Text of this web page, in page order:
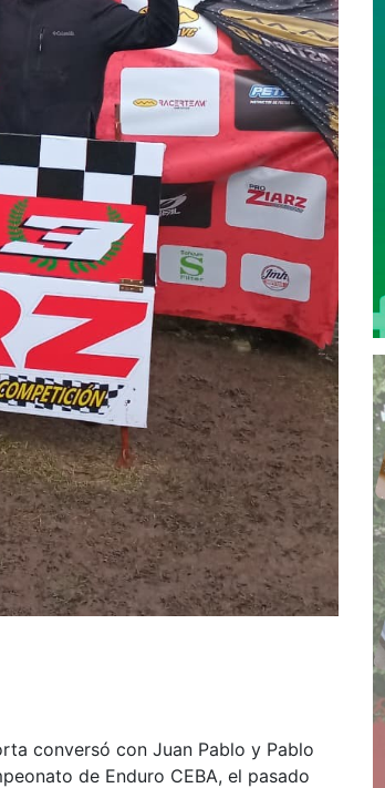
conversó con Juan Pablo y Pablo
de Enduro CEBA, el pasado